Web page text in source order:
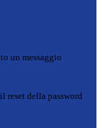
un messaggio
reset della password